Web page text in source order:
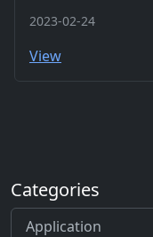
2023-02-24
View
Categories
Application